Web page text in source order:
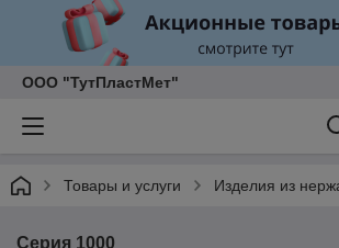
ООО "ТутПластМет"
Товары и услуги Изделия из
Серия 1000